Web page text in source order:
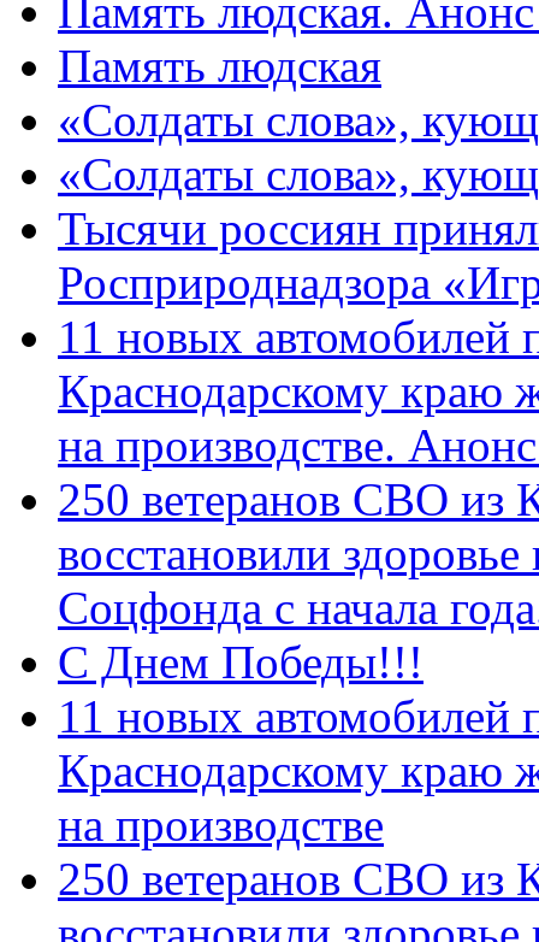
Память людская.
Память людская
«Солдаты слова»,
«Солдаты слова»,
Тысячи россиян
Росприроднадзора
11 новых автомобилей
Краснодарскому краю
на производстве.
250 ветеранов СВО из
восстановили
Соцфонда с начала
С Днем Победы!!!
11 новых автомобилей
Краснодарскому краю
на производстве
250 ветеранов СВО из